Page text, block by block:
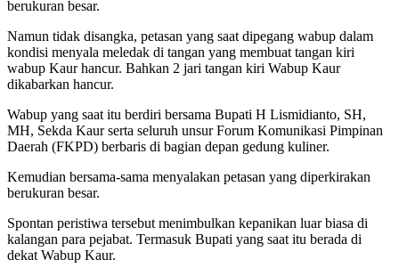
berukuran besar.
Namun tidak disangka, petasan yang saat dipegang wabup dalam
kondisi menyala meledak di tangan yang membuat tangan kiri
wabup Kaur hancur. Bahkan 2 jari tangan kiri Wabup Kaur
dikabarkan hancur.
Wabup yang saat itu berdiri bersama Bupati H Lismidianto, SH,
MH, Sekda Kaur serta seluruh unsur Forum Komunikasi Pimpinan
Daerah (FKPD) berbaris di bagian depan gedung kuliner.
Kemudian bersama-sama menyalakan petasan yang diperkirakan
berukuran besar.
Spontan peristiwa tersebut menimbulkan kepanikan luar biasa di
kalangan para pejabat. Termasuk Bupati yang saat itu berada di
dekat Wabup Kaur.